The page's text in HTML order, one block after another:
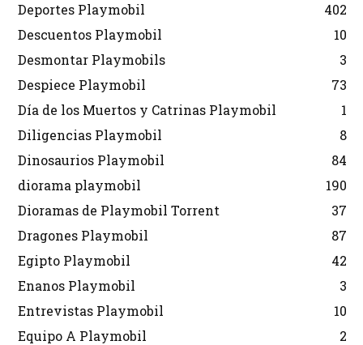
Deportes Playmobil
402
Descuentos Playmobil
10
Desmontar Playmobils
3
Despiece Playmobil
73
Día de los Muertos y Catrinas Playmobil
1
Diligencias Playmobil
8
Dinosaurios Playmobil
84
diorama playmobil
190
Dioramas de Playmobil Torrent
37
Dragones Playmobil
87
Egipto Playmobil
42
Enanos Playmobil
3
Entrevistas Playmobil
10
Equipo A Playmobil
2